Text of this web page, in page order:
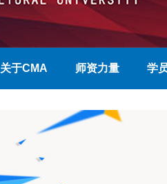
关于CMA 师资力量 学